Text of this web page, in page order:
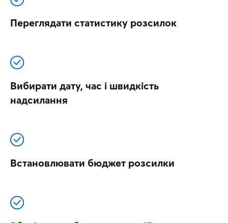
Переглядати статистику розсилок
Вибирати дату, час і швидкість
надсилання
Встановлювати бюджет розсилки